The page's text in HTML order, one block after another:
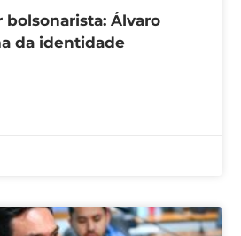
bolsonarista: Álvaro
da identidade